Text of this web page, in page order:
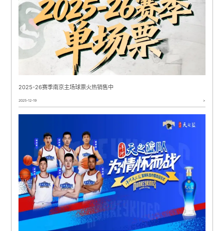
2025-26赛季南京主场球票火热销售中
2025-12-19 >